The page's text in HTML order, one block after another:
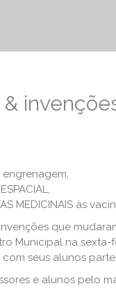
MEDICINAIS às
que
Municipal na sexta-
seus alunos
e alunos pelo